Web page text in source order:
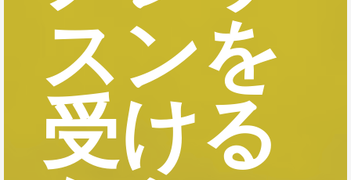
スンを
受ける